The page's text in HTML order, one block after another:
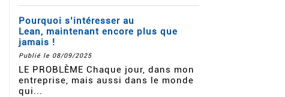
Pourquoi s’intéresser au
Lean, maintenant encore plus que
jamais !
Publié le 08/09/2025
LE PROBLÈME Chaque jour, dans mon
entreprise, mais aussi dans le monde
qui...